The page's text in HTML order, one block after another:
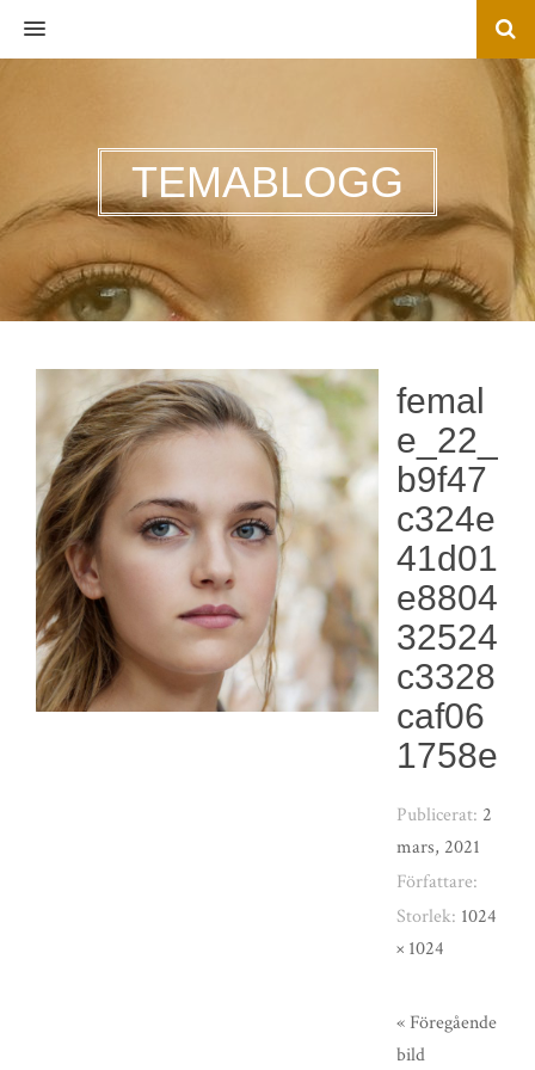
MENU
TEMABLOGG
femal
e_22_
b9f47
c324e
41d01
e8804
32524
c3328
caf06
1758e
Publicerat: 2
mars, 2021
Författare:
Storlek: 1024
× 1024
« Föregående
bild